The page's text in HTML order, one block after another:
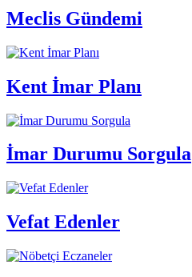
Meclis Gündemi
Kent İmar Planı
İmar Durumu Sorgula
Vefat Edenler